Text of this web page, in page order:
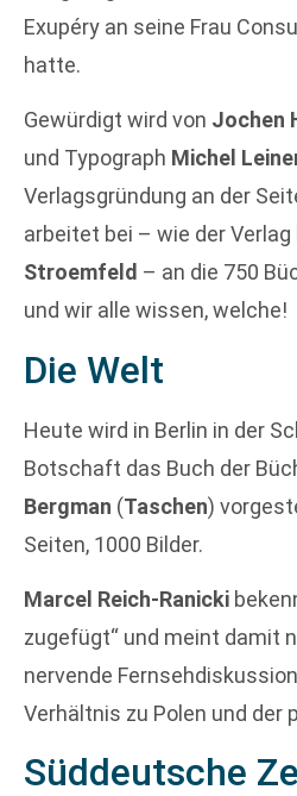
Exupéry an seine Frau
hatte.
Gewürdigt wird von Jochen
und Typograph Michel
Verlagsgründung an der
arbeitet bei – wie der
Stroemfeld – an die 750
und wir alle wissen, welche!
Die Welt
Heute wird in Berlin in der
Botschaft das Buch der
Bergman (Taschen)
Seiten, 1000 Bilder.
Marcel Reich-Ranicki
zugefügt“ und meint damit
nervende
Verhältnis zu Polen und der
Süddeutsche